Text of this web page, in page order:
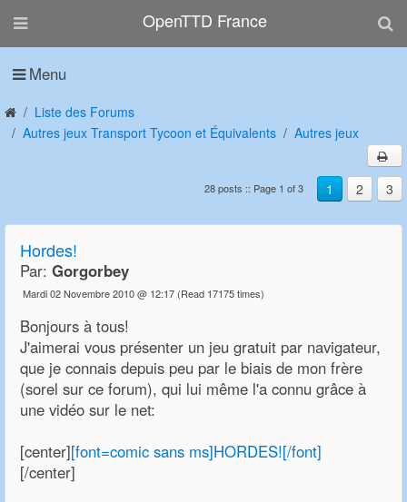
OpenTTD France
Menu
Liste des Forums
Autres jeux Transport Tycoon et Équivalents
Autres jeux
1 2 3
28 posts :: Page 1 of 3
Hordes!
Par: Gorgorbey
Mardi 02 Novembre 2010 @ 12:17 (Read 17175 times)
Bonjours à tous!
J'aimerai vous présenter un jeu gratuit par navigateur,
que je connais depuis peu par le biais de mon frère
(sorel sur ce forum), qui lui même l'a connu grâce à
une vidéo sur le net:
[center][font=comic sans ms]HORDES![/font]
[/center]